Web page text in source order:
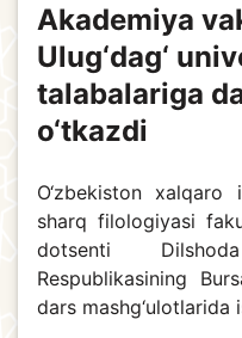
Akademiya
Ulug‘dag‘
talabalariga
o‘tkazdi
O‘zbekiston xalqaro
sharq filologiyasi
dotsenti
Respublikasining
dars mashg‘ulotlarida